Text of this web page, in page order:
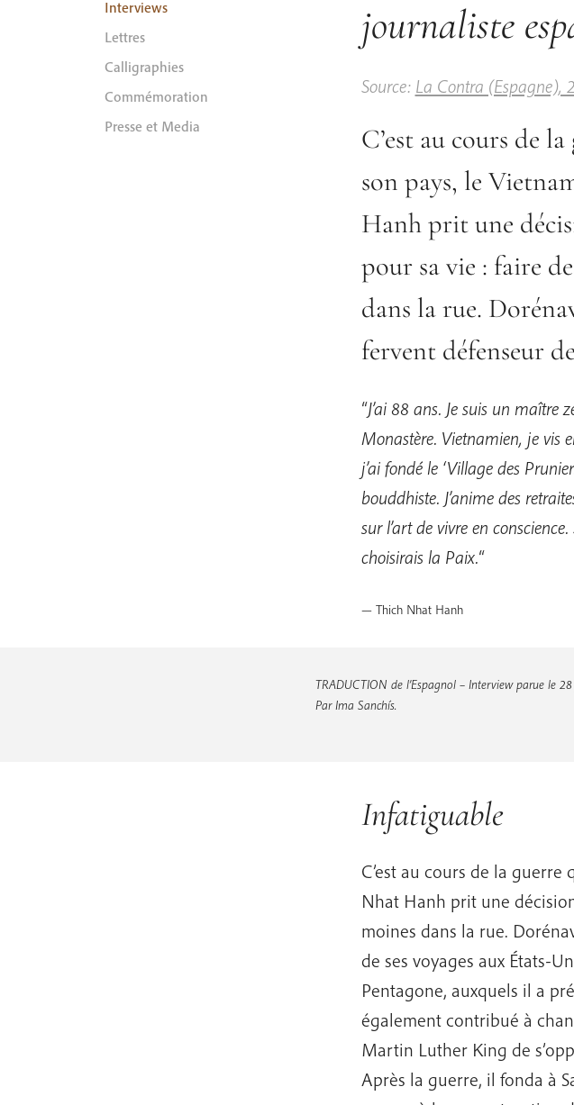
Interviews
Lettres
Calligraphies
Commémoration
Presse et Media
journaliste
Source: La Contra (Espagne),
C’est au cours de
son pays, le
Hanh prit une
pour sa vie : faire
dans la rue.
fervent défenseur
“J’ai 88 ans. Je suis un maître
Monastère. Vietnamien, je vis
j’ai fondé le ‘Village des
bouddhiste. J’anime des
sur l’art de vivre en
choisirais la Paix.“
— Thich Nhat Hanh
TRADUCTION de l’Espagnol – Interview parue le
Par Ima Sanchís.
Infatiguable
C’est au cours de la
Nhat Hanh prit une
moines dans la rue.
de ses voyages aux États-
Pentagone, auxquels il a
également contribué à
Martin Luther King de
Après la guerre, il fonda à